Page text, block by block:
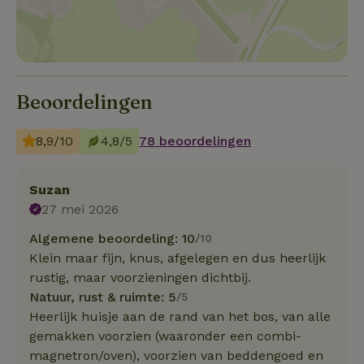
Beoordelingen
8,9/10 4,8/5 78 beoordelingen
Suzan
27 mei 2026
Algemene beoordeling: 10/10
Klein maar fijn, knus, afgelegen en dus heerlijk
rustig, maar voorzieningen dichtbij.
Natuur, rust & ruimte: 5/5
Heerlijk huisje aan de rand van het bos, van alle
gemakken voorzien (waaronder een combi-
magnetron/oven), voorzien van beddengoed en